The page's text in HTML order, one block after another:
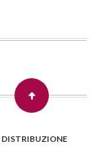
DISTRIBUZIONE